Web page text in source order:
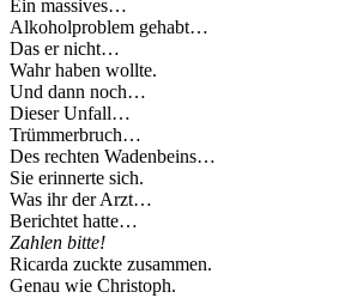
Ein massives…
Alkoholproblem gehabt…
Das er nicht…
Wahr haben wollte.
Und dann noch…
Dieser Unfall…
Trümmerbruch…
Des rechten Wadenbeins…
Sie erinnerte sich.
Was ihr der Arzt…
Berichtet hatte…
Zahlen bitte!
Ricarda zuckte zusammen.
Genau wie Christoph.